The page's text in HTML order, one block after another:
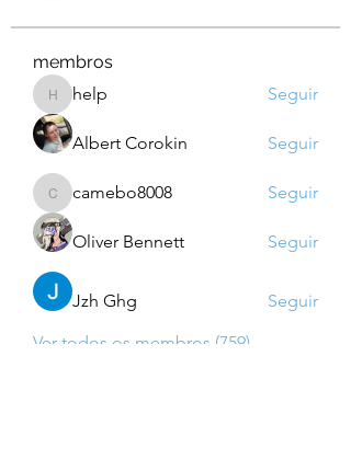
membros
helphelp Seguir
Albert Corokin Seguir
camebo8008
camebo8008 Seguir
Oliver Bennett Seguir
Jzh Ghg
Seguir
Ver todos os membros (759)